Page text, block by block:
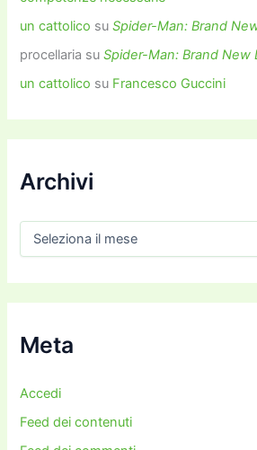
un cattolico suSpider-Man: Brand
procellaria suSpider-Man: Brand New
un cattolico su Francesco Guccini
Archivi
h
i
iMeta
Accedi
Feed dei contenuti